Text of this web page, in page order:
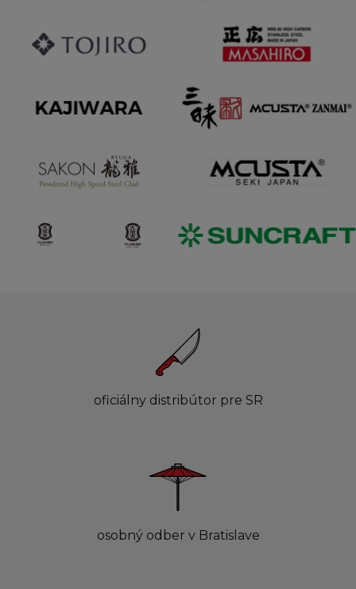
oficiálny distribútor pre SR
osobný odber v Bratislave